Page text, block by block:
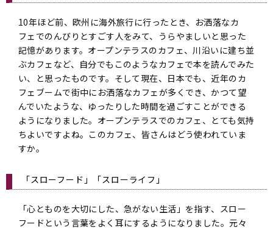
10年ほど前、欧州に海外旅行に行ったとき、お洒落なカ
フェでのんびりとすごす人をみて、うらやましいと思った
記憶があります。オープンテラスのカフェ、川沿いに建ち並
ぶカフェなど、自分でもこのようなカフェで本を読んでみた
い、と思ったものです。そして現在、日本でも、近年のカ
フェブームで街中にお洒落なカフェが多くでき、かつて望
んでいたような、ゆったりした時間を過ごすことができる
ようになりました。オープンテラスでのカフェ、とても気持
ちよいですよね。このカフェ、皆さんはどう使われていま
すか。
「スローフード」「スローライフ」
「心とものを大切にした、急がない生活」を指す、スロー
フードという言葉をよく耳にするようになりました。元々